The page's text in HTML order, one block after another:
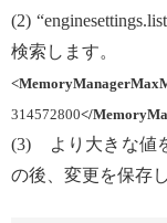
(2)
検索します。
314572800</
(3) より大きな値
の後、変更を保存